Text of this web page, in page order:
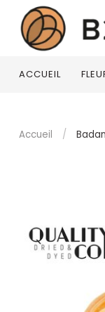
ACCUEIL
Accueil /